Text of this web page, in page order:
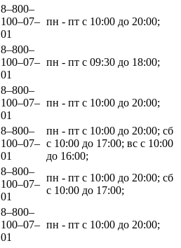
8‒800‒
100‒07‒
01
пн - пт с 10:00 до 20:00;
8‒800‒
100‒07‒
01
пн - пт с 09:30 до 18:00;
8‒800‒
100‒07‒
01
пн - пт с 10:00 до 20:00;
8‒800‒
100‒07‒
01
пн - пт с 10:00 до 20:00; сб
с 10:00 до 17:00; вс с 10:00
до 16:00;
8‒800‒
100‒07‒
01
пн - пт с 10:00 до 20:00; сб
с 10:00 до 17:00;
8‒800‒
100‒07‒
01
пн - пт с 10:00 до 20:00;